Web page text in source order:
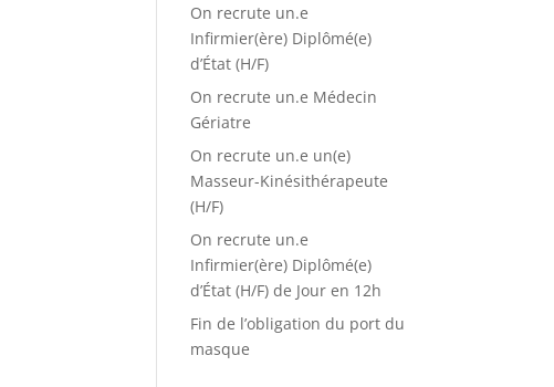
On recrute un.e
Infirmier(ère) Diplômé(e)
d’État (H/F)
On recrute un.e Médecin
Gériatre
On recrute un.e un(e)
Masseur-Kinésithérapeute
(H/F)
On recrute un.e
Infirmier(ère) Diplômé(e)
d’État (H/F) de Jour en 12h
Fin de l’obligation du port du
masque